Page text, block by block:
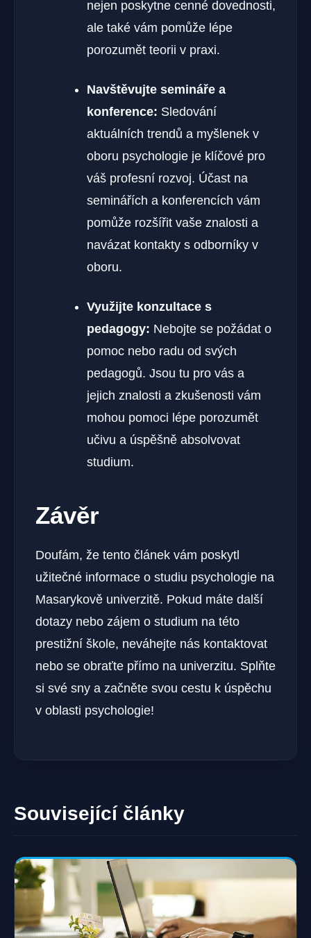
nejen poskytne cenné dovednosti,
ale také vám pomůže lépe
porozumět teorii v praxi.
Navštěvujte semináře a
konference: Sledování
aktuálních trendů a myšlenek v
oboru psychologie je klíčové pro
váš profesní rozvoj. Účast na
seminářích a konferencích vám
pomůže rozšířit vaše znalosti a
navázat kontakty s odborníky v
oboru.
Využijte konzultace s
pedagogy: Nebojte se požádat o
pomoc nebo radu od svých
pedagogů. Jsou tu pro vás a
jejich znalosti a zkušenosti vám
mohou pomoci lépe porozumět
učivu a úspěšně absolvovat
studium.
Závěr
Doufám, že tento článek vám poskytl
užitečné informace o studiu psychologie na
Masarykově univerzitě. Pokud máte další
dotazy nebo zájem o studium na této
prestižní škole, neváhejte nás kontaktovat
nebo se obraťte přímo na univerzitu. Splňte
si své sny a začněte svou cestu k úspěchu
v oblasti psychologie!
Související články